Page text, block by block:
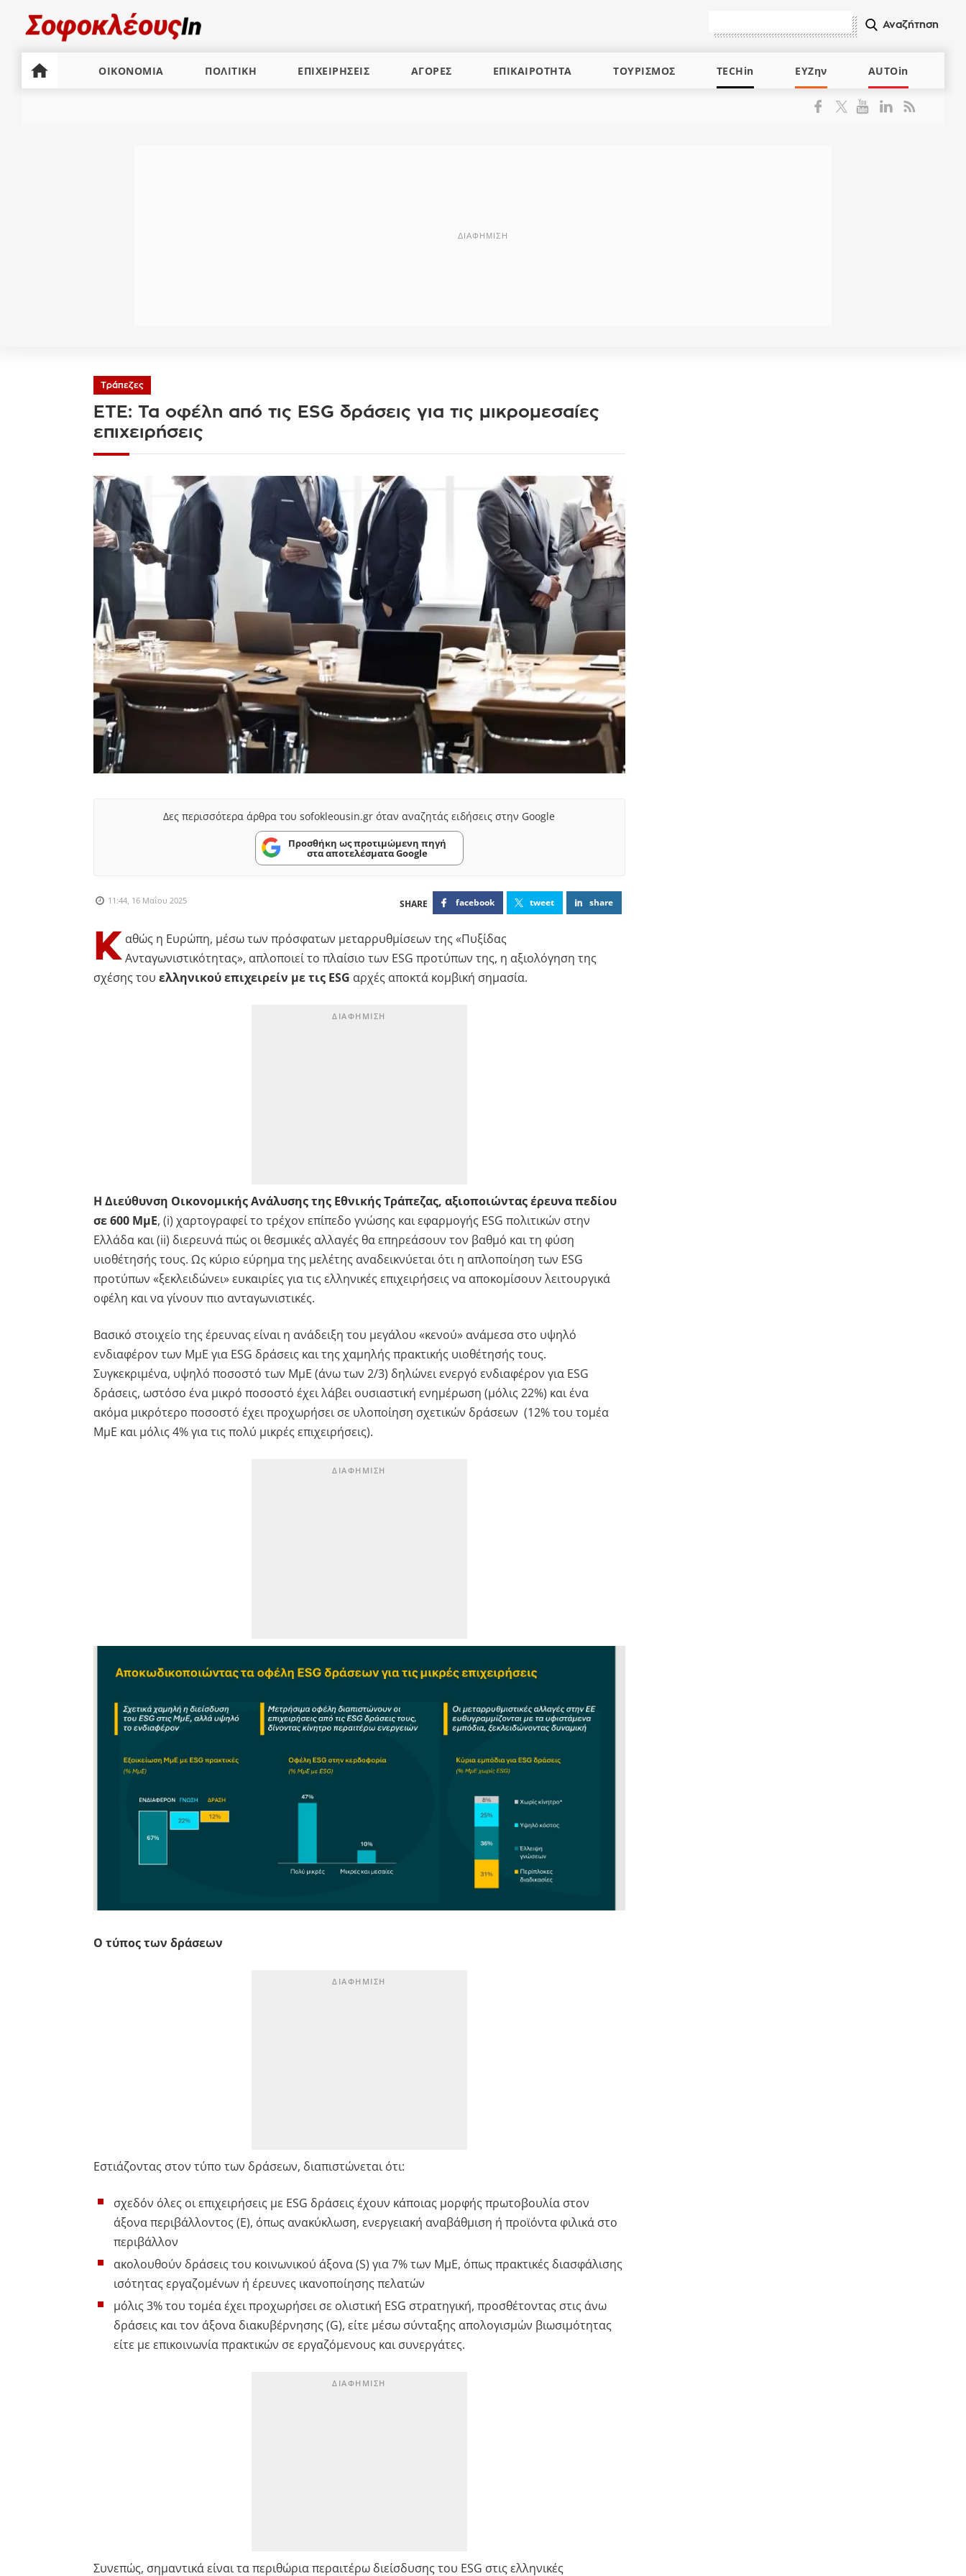
ΟΙΚΟΝΟΜΙΑ ΠΟΛΙΤΙΚΗ ΕΠΙΧΕΙΡΗΣΕΙΣ ΑΓΟΡΕΣ ΕΠΙΚΑΙΡΟΤΗΤΑ ΤΟΥΡΙΣΜΟΣ TECHin ΕΥΖην AUTOin
Τράπεζες
ΕΤΕ: Τα οφέλη από τις ESG δράσεις για τις μικρομεσαίες
επιχειρήσεις
Δες περισσότερα άρθρα του sofokleousin.gr όταν αναζητάς ειδήσεις στην Google
Προσθήκη ως προτιμώμενη πηγή
στα αποτελέσματα Google
11:44, 16 Μαΐου 2025 facebook tweet share
Κ αθώς η Ευρώπη, μέσω των πρόσφατων μεταρρυθμίσεων της «Πυξίδας
Ανταγωνιστικότητας», απλοποιεί το πλαίσιο των ESG προτύπων της, η αξιολόγηση της
σχέσης του ελληνικού επιχειρείν με τις ESG αρχές αποκτά κομβική σημασία.
Η Διεύθυνση Οικονομικής Ανάλυσης της Εθνικής Τράπεζας, αξιοποιώντας έρευνα πεδίου
σε 600 ΜμΕ, (i) χαρτογραφεί το τρέχον επίπεδο γνώσης και εφαρμογής ESG πολιτικών στην
Ελλάδα και (ii) διερευνά πώς οι θεσμικές αλλαγές θα επηρεάσουν τον βαθμό και τη φύση
υιοθέτησής τους. Ως κύριο εύρημα της μελέτης αναδεικνύεται ότι η απλοποίηση των ESG
προτύπων «ξεκλειδώνει» ευκαιρίες για τις ελληνικές επιχειρήσεις να αποκομίσουν λειτουργικά
οφέλη και να γίνουν πιο ανταγωνιστικές.
Βασικό στοιχείο της έρευνας είναι η ανάδειξη του μεγάλου «κενού» ανάμεσα στο υψηλό
ενδιαφέρον των ΜμΕ για ESG δράσεις και της χαμηλής πρακτικής υιοθέτησής τους.
Συγκεκριμένα, υψηλό ποσοστό των ΜμΕ (άνω των 2/3) δηλώνει ενεργό ενδιαφέρον για ESG
δράσεις, ωστόσο ένα μικρό ποσοστό έχει λάβει ουσιαστική ενημέρωση (μόλις 22%) και ένα
ακόμα μικρότερο ποσοστό έχει προχωρήσει σε υλοποίηση σχετικών δράσεων (12% του τομέα
ΜμΕ και μόλις 4% για τις πολύ μικρές επιχειρήσεις).
Ο τύπος των δράσεων
Εστιάζοντας στον τύπο των δράσεων, διαπιστώνεται ότι:
σχεδόν όλες οι επιχειρήσεις με ESG δράσεις έχουν κάποιας μορφής πρωτοβουλία στον
άξονα περιβάλλοντος (Ε), όπως ανακύκλωση, ενεργειακή αναβάθμιση ή προϊόντα φιλικά στο
περιβάλλον
ακολουθούν δράσεις του κοινωνικού άξονα (S) για 7% των ΜμΕ, όπως πρακτικές διασφάλισης
ισότητας εργαζομένων ή έρευνες ικανοποίησης πελατών
μόλις 3% του τομέα έχει προχωρήσει σε ολιστική ESG στρατηγική, προσθέτοντας στις άνω
δράσεις και τον άξονα διακυβέρνησης (G), είτε μέσω σύνταξης απολογισμών βιωσιμότητας
είτε με επικοινωνία πρακτικών σε εργαζόμενους και συνεργάτες.
Συνεπώς, σημαντικά είναι τα περιθώρια περαιτέρω διείσδυσης του ESG στις ελληνικές